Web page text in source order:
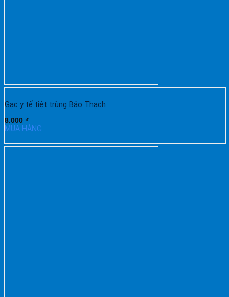
Gạc y tế tiệt trùng Bảo Thạch
8.000 ₫
MUA HÀNG